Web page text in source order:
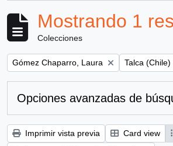
Mostrando 1
Colecciones
Remove filter:
Gómez Chaparro, Laura Remove filter:
Talca (Chile)
Opciones avanzadas de
Imprimir vista previa Card view